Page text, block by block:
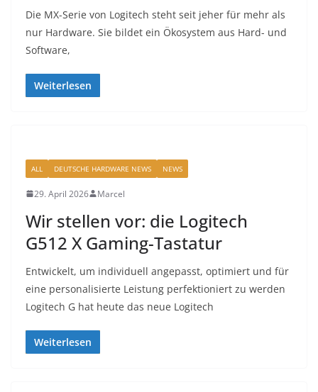
Die MX-Serie von Logitech steht seit jeher für mehr als
nur Hardware. Sie bildet ein Ökosystem aus Hard- und
Software,
Weiterlesen
ALL DEUTSCHE HARDWARE NEWS NEWS
29. April 2026 Marcel
Wir stellen vor: die Logitech
G512 X Gaming-Tastatur
Entwickelt, um individuell angepasst, optimiert und für
eine personalisierte Leistung perfektioniert zu werden
Logitech G hat heute das neue Logitech
Weiterlesen